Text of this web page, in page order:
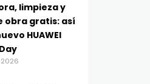
limpieza y
obra gratis: así
HUAWEI
2026